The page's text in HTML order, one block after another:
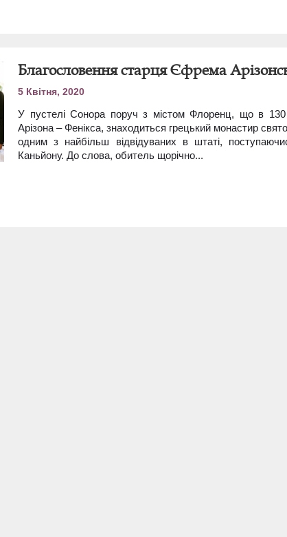
Благословення старця Єфрема
5 Квітня, 2020
У пустелі Сонора поруч з містом Флоренц, що в 130
Арізона – Фенікса, знаходиться грецький монастир
одним з найбільш відвідуваних в штаті,
Каньйону. До слова, обитель щорічно...